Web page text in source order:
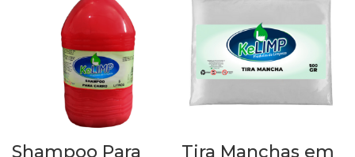
restaurantes. O Sabonete
Líquido Kelimp é de extrema
qualidade. Possui aroma
suave, ação amaciante e
poder de limpeza, podendo
ser utilizado em qualquer
tipo de saboneteira para
Líquido Kelimp é de extrema
qualidade. Possui aroma
suave, ação amaciante e
poder de limpeza, podendo
ser utilizado em qualquer
Shampoo Para
Tira Manchas em